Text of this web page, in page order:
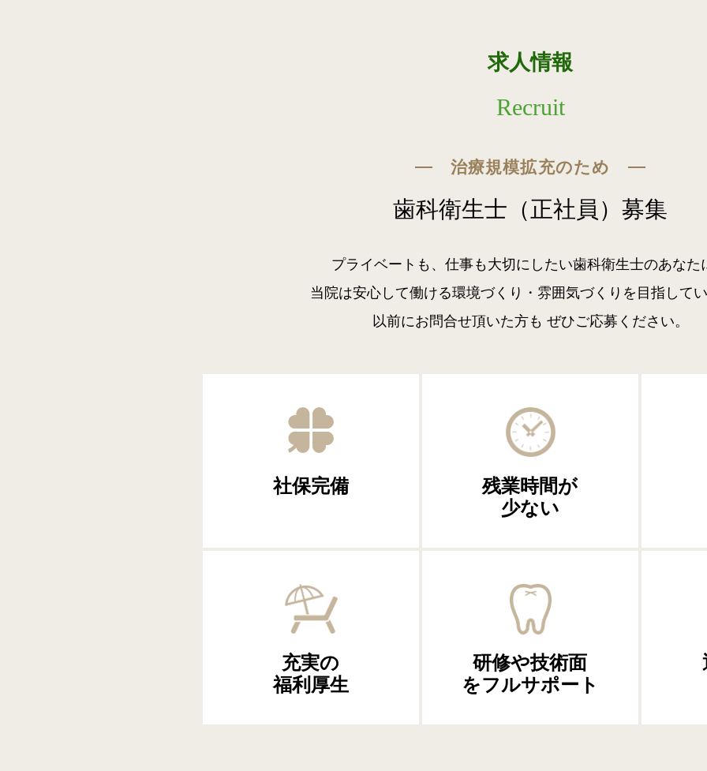
求人情報
Recruit
治療規模拡充のため
歯科衛生士（正社員）募集
プライベートも、仕事も大切にしたい歯科衛生士のあなた
当院は安心して働ける環境づくり・雰囲気づくりを目指して
以前にお問合せ頂いた方も ぜひご応募ください。
社保完備
残業時間が
少ない
充実の
福利厚生
研修や技術面
をフルサポート